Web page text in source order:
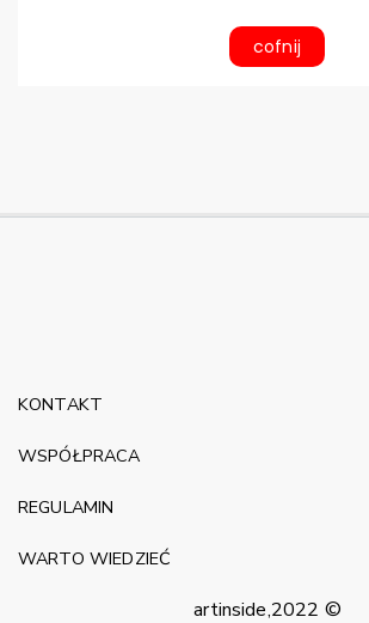
cofnij
artinside,2022 ©
KONTAKT
WSPÓŁPRACA
REGULAMIN
WARTO WIEDZIEĆ